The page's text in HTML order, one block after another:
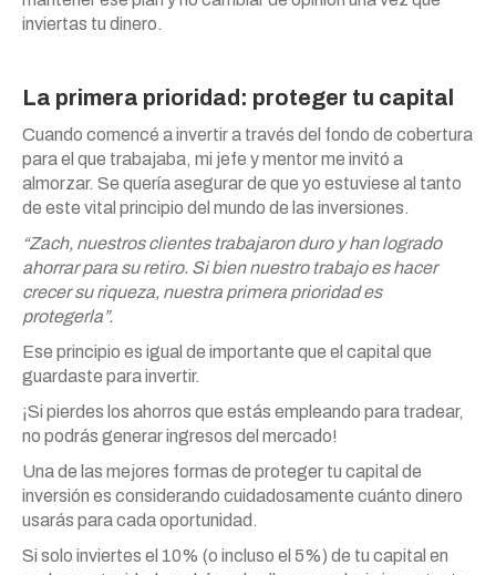
inviertas tu dinero.
La primera prioridad: proteger tu capital
Cuando comencé a invertir a través del fondo de cobertura
para el que trabajaba, mi jefe y mentor me invitó a
almorzar. Se quería asegurar de que yo estuviese al tanto
de este vital principio del mundo de las inversiones.
“Zach, nuestros clientes trabajaron duro y han logrado
ahorrar para su retiro. Si bien nuestro trabajo es hacer
crecer su riqueza, nuestra primera prioridad es
protegerla”.
Ese principio es igual de importante que el capital que
guardaste para invertir.
¡Si pierdes los ahorros que estás empleando para tradear,
no podrás generar ingresos del mercado!
Una de las mejores formas de proteger tu capital de
inversión es considerando cuidadosamente cuánto dinero
usarás para cada oportunidad.
Si solo inviertes el 10% (o incluso el 5%) de tu capital en